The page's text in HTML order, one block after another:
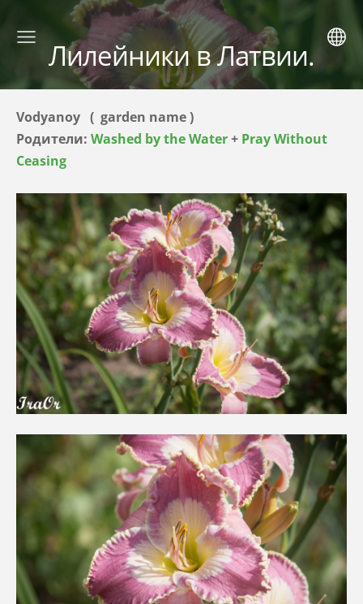
Лилейники в Латвии.
Vodyanoy ( garden name )
Родители: Washed by the Water+ Pray Without
Ceasing